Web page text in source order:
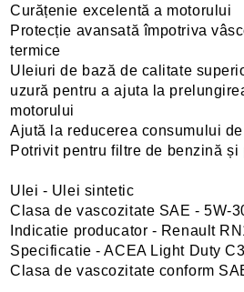
Curățenie excelentă a motorului
Protecție avansată împotriva
termice
Uleiuri de bază de calitate
uzură pentru a ajuta la
motorului
Ajută la reducerea consumului
Potrivit pentru filtre de benzină și
Ulei - Ulei sintetic
Clasa de vascozitate SAE - 5W-
Indicatie producator - Renault
Specificatie - ACEA Light Duty C3
Clasa de vascozitate conform